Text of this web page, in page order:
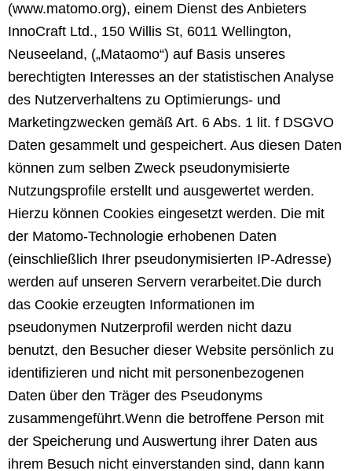
(www.matomo.org), einem Dienst des Anbieters
InnoCraft Ltd., 150 Willis St, 6011 Wellington,
Neuseeland, („Mataomo“) auf Basis unseres
berechtigten Interesses an der statistischen Analyse
des Nutzerverhaltens zu Optimierungs- und
Marketingzwecken gemäß Art. 6 Abs. 1 lit. f DSGVO
Daten gesammelt und gespeichert. Aus diesen Daten
können zum selben Zweck pseudonymisierte
Nutzungsprofile erstellt und ausgewertet werden.
Hierzu können Cookies eingesetzt werden. Die mit
der Matomo-Technologie erhobenen Daten
(einschließlich Ihrer pseudonymisierten IP-Adresse)
werden auf unseren Servern verarbeitet.Die durch
das Cookie erzeugten Informationen im
pseudonymen Nutzerprofil werden nicht dazu
benutzt, den Besucher dieser Website persönlich zu
identifizieren und nicht mit personenbezogenen
Daten über den Träger des Pseudonyms
zusammengeführt.Wenn die betroffene Person mit
der Speicherung und Auswertung ihrer Daten aus
ihrem Besuch nicht einverstanden sind, dann kann